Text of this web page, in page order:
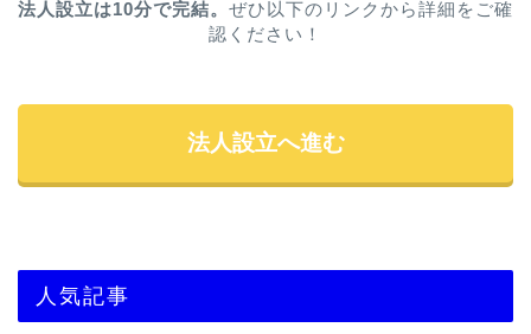
法人設立は10分で完結。 ぜひ以下のリンクから詳細をご確
認ください！
法人設立へ進む
人気記事